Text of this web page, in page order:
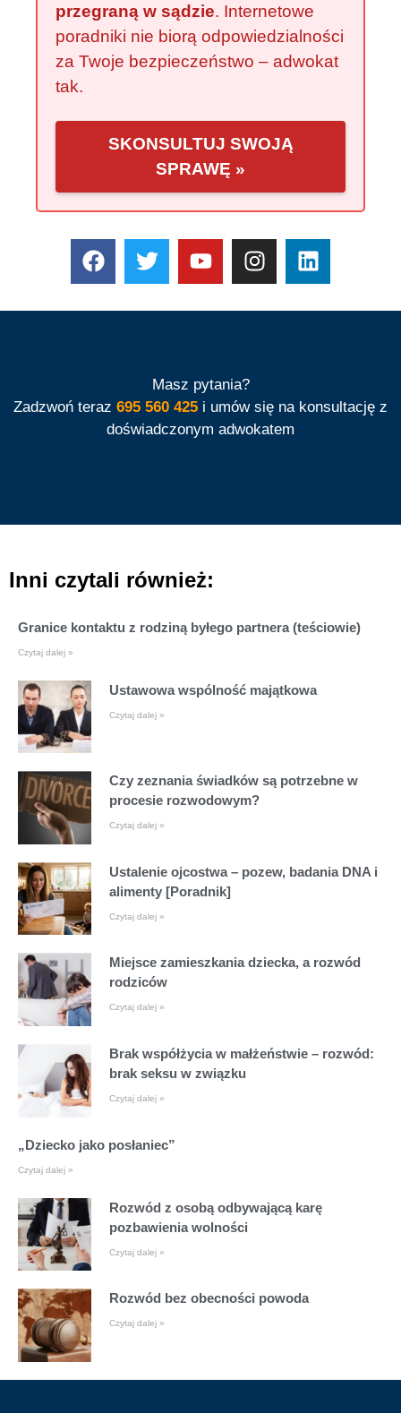
przegraną w sądzie. Internetowe
poradniki nie biorą odpowiedzialności
za Twoje bezpieczeństwo – adwokat
tak.
SKONSULTUJ SWOJĄ
SPRAWĘ »
Masz pytania?
Zadzwoń teraz 695 560 425 i umów się na konsultację z
doświadczonym adwokatem
Inni czytali również:
Granice kontaktu z rodziną byłego partnera (teściowie)
Czytaj dalej »
Ustawowa wspólność majątkowa
Czytaj dalej »
Czy zeznania świadków są potrzebne w
procesie rozwodowym?
Czytaj dalej »
Ustalenie ojcostwa – pozew, badania DNA i
alimenty [Poradnik]
Czytaj dalej »
Miejsce zamieszkania dziecka, a rozwód
rodziców
Czytaj dalej »
Brak współżycia w małżeństwie – rozwód:
brak seksu w związku
Czytaj dalej »
„Dziecko jako posłaniec”
Czytaj dalej »
Rozwód z osobą odbywającą karę
pozbawienia wolności
Czytaj dalej »
Rozwód bez obecności powoda
Czytaj dalej »